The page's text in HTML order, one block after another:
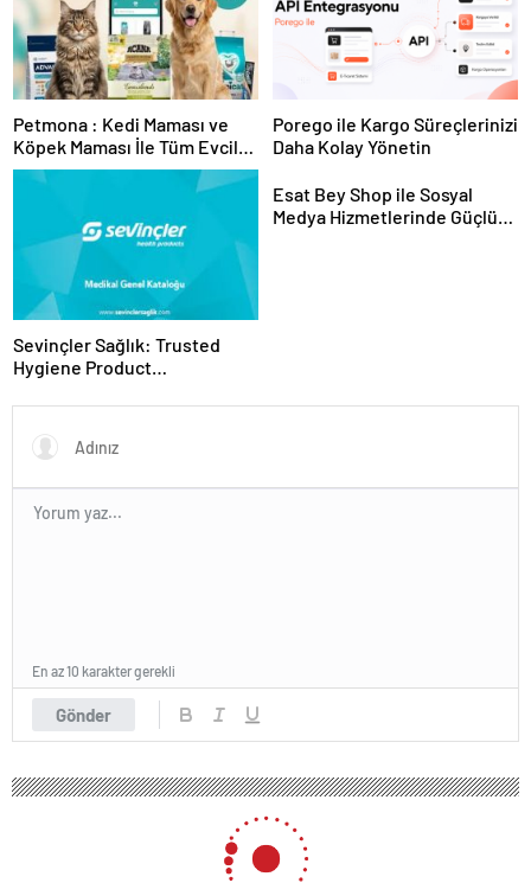
Petmona : Kedi Maması ve
Köpek Maması İle Tüm Evcil
Hayvan Ürünleri
Porego ile Kargo Süreçlerinizi
Daha Kolay Yönetin
Sevinçler Sağlık: Trusted
Hygiene Product
Esat Bey Shop ile Sosyal
Medya Hizmetlerinde Güçlü
Gönder
En az 10 karakter gerekli